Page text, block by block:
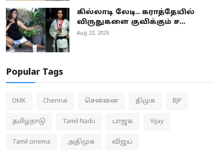
கில்லாடி லேடி.. கராத்தேயில்
விருதுகளை குவிக்கும் ச...
Aug 22, 2025
Popular Tags
DMK Chennai சென்னை திமுக BJP
தமிழ்நாடு Tamil Nadu பாஜக Vijay
Tamil cinema அதிமுக விஜய்